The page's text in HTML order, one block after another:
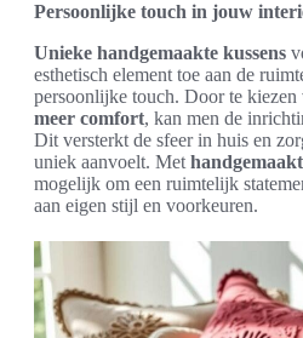
Persoonlijke touch in jouw
Unieke handgemaakte kussens
esthetisch element toe aan de
persoonlijke touch. Door te kiezen
meer comfort, kan men de
Dit versterkt de sfeer in huis en
uniek aanvoelt. Met
mogelijk om een ruimtelijk
aan eigen stijl en voorkeuren.